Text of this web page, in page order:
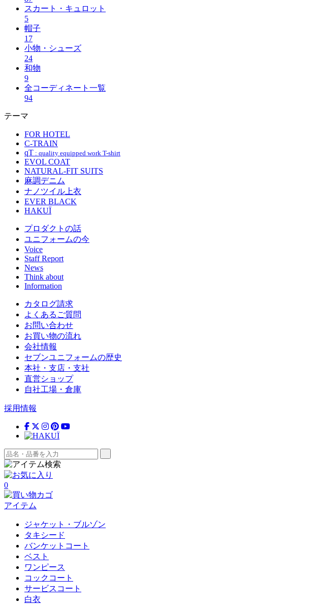
スカート・キュロット
5
帽子
17
小物・シューズ
24
和物
9
全コーディネート一覧
94
テーマ
FOR HOTEL
C-TRAIN
qT : quality equipped work T-shirt
EVOL COAT
NATURAL-FIT SUITS
麻調デニム
ナノツイル上衣
EVER BLACK
HAKUÏ
プロダクトの話
ユニフォームの今
Voice
Staff Report
News
Think about
Information
カタログ請求
よくあるご質問
お問い合わせ
お買い物の流れ
会社情報
セブンユニフォームの歴史
本社・支店・支社
直営ショップ
自社工場・倉庫
採用情報
0
アイテム
ジャケット・ブルゾン
タキシード
バンケットコート
ベスト
ワンピース
コックコート
サービスコート
白衣